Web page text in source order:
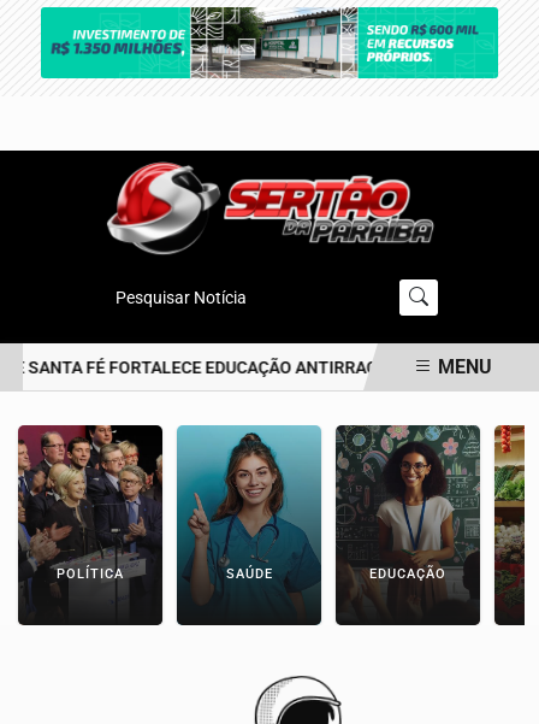
Pesquisar Notícia
SANTA FÉ FORTALECE EDUCAÇÃO ANTIRRACISTA DESDE A
MENU
POLÍTICA SAÚDE EDUCAÇÃO